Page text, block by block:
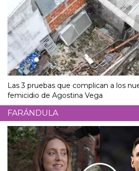
Las 3 pruebas que complican a los
femicidio de Agostina Vega
FARÁNDULA